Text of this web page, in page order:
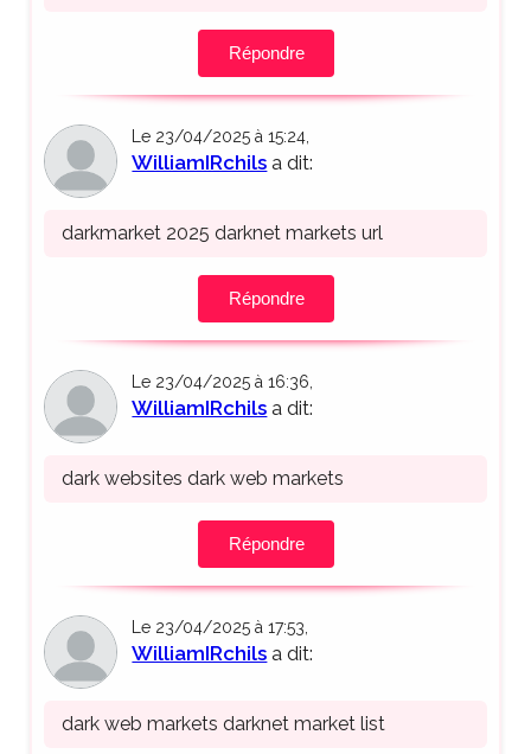
Répondre
Le 23/04/2025 à 15:24,
WilliamIRchils a dit:
darkmarket 2025 darknet markets url
Répondre
Le 23/04/2025 à 16:36,
WilliamIRchils a dit:
dark websites dark web markets
Répondre
Le 23/04/2025 à 17:53,
WilliamIRchils a dit:
dark web markets darknet market list